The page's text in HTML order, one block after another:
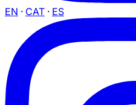
EN · CAT · ES